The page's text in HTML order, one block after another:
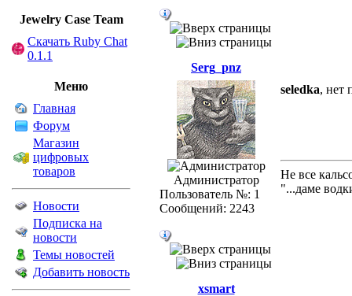
Jewelry Сase Team
Скачать Ruby Chat
0.1.1
Меню
Главная
Форум
Магазин
цифровых
товаров
Новости
Подписка на
новости
Темы новостей
Добавить новость
Serg_pnz
Администратор
Пользователь №: 1
Сообщений: 2243
seledka, нет
Не все
"...даме
xsmart